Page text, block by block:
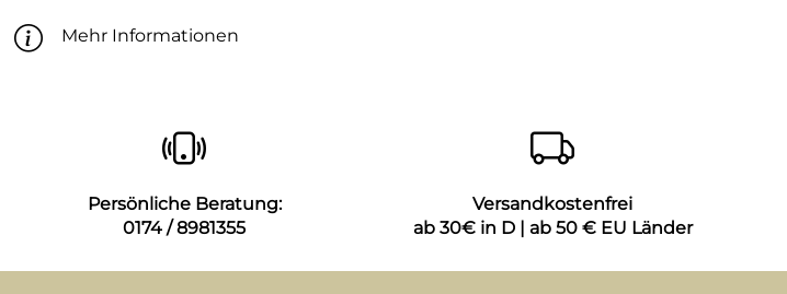
Mehr Informationen
Persönliche Beratung:
0174 / 8981355
Versandkostenfrei
ab 30€ in D | ab 50 € EU Länder